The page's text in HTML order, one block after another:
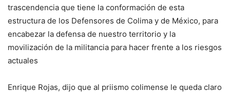
trascendencia que tiene la conformación de esta
estructura de los Defensores de Colima y de México, para
encabezar la defensa de nuestro territorio y la
movilización de la militancia para hacer frente a los riesgos
actuales
Enrique Rojas, dijo que al priismo colimense le queda claro